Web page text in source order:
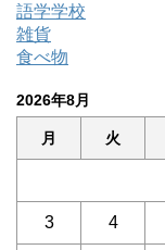
語学学校
雑貨
食べ物
2026年8月
月 火
3 4